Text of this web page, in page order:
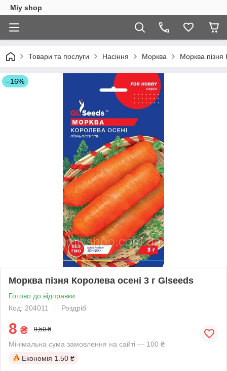
Miy shop
Товари та послуги Насіння Морква Морква пізня
–16%
Морква пізня Королева осені 3 г Glseeds
Готово до відправки
Код: 204011
Роздріб
8 ₴ 9,50 ₴
Мінімальна сума замовлення на сайті — 100 ₴
Економія 1.50 ₴